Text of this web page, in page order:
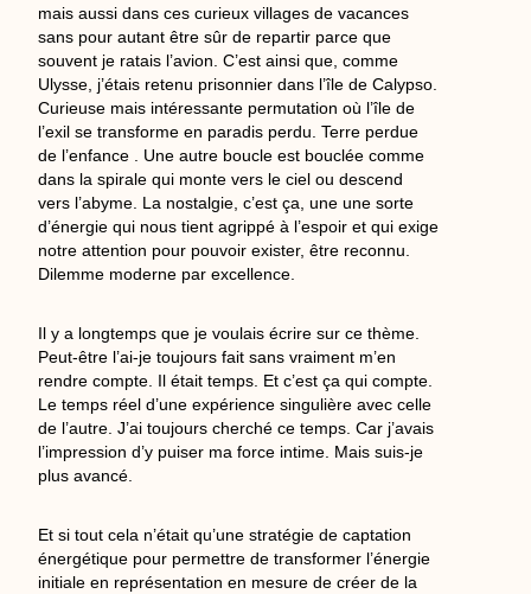
mais aussi dans ces curieux villages de vacances
sans pour autant être sûr de repartir parce que
souvent je ratais l’avion. C’est ainsi que, comme
Ulysse, j’étais retenu prisonnier dans l’île de Calypso.
Curieuse mais intéressante permutation où l’île de
l’exil se transforme en paradis perdu. Terre perdue
de l’enfance . Une autre boucle est bouclée comme
dans la spirale qui monte vers le ciel ou descend
vers l’abyme. La nostalgie, c’est ça, une une sorte
d’énergie qui nous tient agrippé à l’espoir et qui exige
notre attention pour pouvoir exister, être reconnu.
Dilemme moderne par excellence.
Il y a longtemps que je voulais écrire sur ce thème.
Peut-être l’ai-je toujours fait sans vraiment m’en
rendre compte. Il était temps. Et c’est ça qui compte.
Le temps réel d’une expérience singulière avec celle
de l’autre. J’ai toujours cherché ce temps. Car j’avais
l’impression d’y puiser ma force intime. Mais suis-je
plus avancé.
Et si tout cela n’était qu’une stratégie de captation
énergétique pour permettre de transformer l’énergie
initiale en représentation en mesure de créer de la